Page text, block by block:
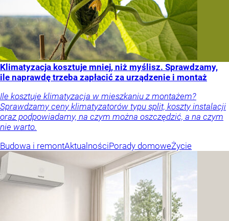
Klimatyzacja kosztuje mniej, niż myślisz. Sprawdzamy,
ile naprawdę trzeba zapłacić za urządzenie i montaż
Ile kosztuje klimatyzacja w mieszkaniu z montażem?
Sprawdzamy ceny klimatyzatorów typu split, koszty instalacji
oraz podpowiadamy, na czym można oszczędzić, a na czym
nie warto.
Budowa i remontAktualnościPorady domoweŻycie